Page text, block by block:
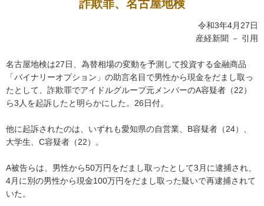
詐欺罪、名古屋地検
令和3年4月27日
産経新聞 － 引用
名古屋地検は27日、為替相場の変動を予測して投資する金融商品
「バイナリーオプション」の助言名目で男性から現金をだまし取っ
たとして、詐欺罪でアイドルグループ元メンバーのA容疑者（22）
ら3人を起訴したと明らかにした。26日付。
他に起訴されたのは、いずれも愛知県の自営業、B容疑者（24）、
大学生、C容疑者（22）。
A被告らは、男性から50万円をだまし取ったとして3月に逮捕され、
4月に別の男性から現金100万円をだまし取った疑いで再逮捕されて
いた。